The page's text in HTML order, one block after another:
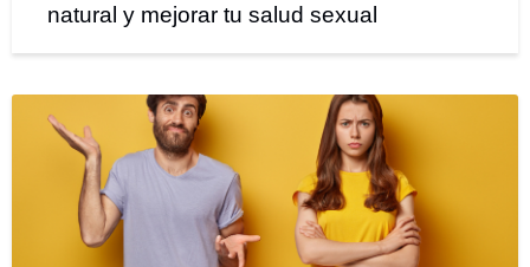
natural y mejorar tu salud sexual